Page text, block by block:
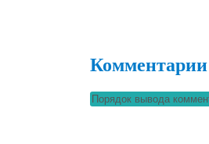
Комментарии